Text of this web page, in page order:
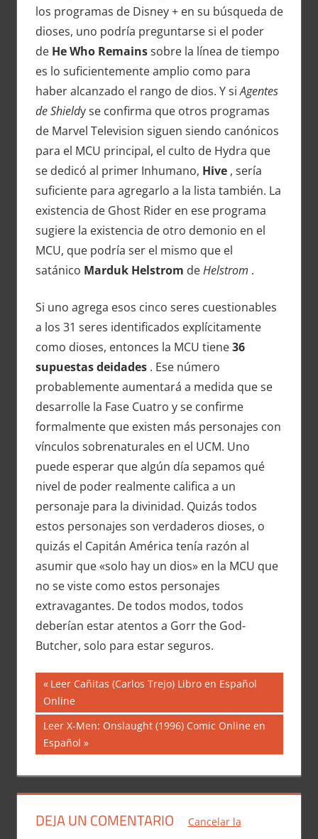
los programas de Disney + en su búsqueda de
dioses, uno podría preguntarse si el poder
de He Who Remains sobre la línea de tiempo
es lo suficientemente amplio como para
haber alcanzado el rango de dios. Y siAgentes
de Shieldy se confirma que otros programas
de Marvel Television siguen siendo canónicos
para el MCU principal, el culto de Hydra que
se dedicó al primer Inhumano, Hive, sería
suficiente para agregarlo a la lista también. La
existencia de Ghost Rider en ese programa
sugiere la existencia de otro demonio en el
MCU, que podría ser el mismo que el
satánico Marduk Helstrom deHelstrom .
Si uno agrega esos cinco seres cuestionables
a los 31 seres identificados explícitamente
como dioses, entonces la MCU tiene36
supuestas deidades. Ese número
probablemente aumentará a medida que se
desarrolle la Fase Cuatro y se confirme
formalmente que existen más personajes con
vínculos sobrenaturales en el UCM. Uno
puede esperar que algún día sepamos qué
nivel de poder realmente califica a un
personaje para la divinidad. Quizás todos
estos personajes son verdaderos dioses, o
quizás el Capitán América tenía razón al
asumir que «solo hay un dios» en la MCU que
no se viste como estos personajes
extravagantes. De todos modos, todos
deberían estar atentos a Gorr the God-
Butcher, solo para estar seguros.
Navegación
de
entradas
Entrada
anterior:
Leer Cañitas (Carlos Trejo) Libro en Español
Online
Siguiente
entrada:
Leer X-Men: Onslaught (1996) Comic Online en
Español
DEJA UN COMENTARIO
Cancelar la